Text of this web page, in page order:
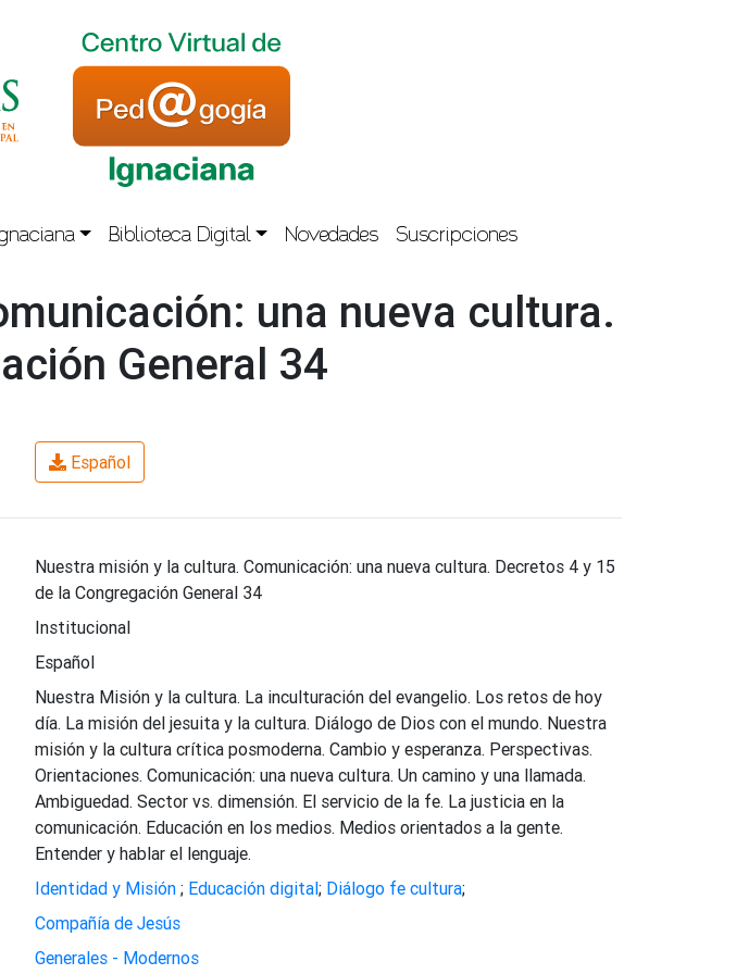
Biblioteca Digital Novedades Suscripciones
una nueva cultura.
General 34
Español
Nuestra misión y la cultura. Comunicación: una nueva cultura. Decretos 4 y 15
de la Congregación General 34
Institucional
Español
Nuestra Misión y la cultura. La inculturación del evangelio. Los retos de hoy
día. La misión del jesuita y la cultura. Diálogo de Dios con el mundo. Nuestra
misión y la cultura crítica posmoderna. Cambio y esperanza. Perspectivas.
Orientaciones. Comunicación: una nueva cultura. Un camino y una llamada.
Ambiguedad. Sector vs. dimensión. El servicio de la fe. La justicia en la
comunicación. Educación en los medios. Medios orientados a la gente.
Entender y hablar el lenguaje.
Identidad y Misión ; Educación digital; Diálogo fe cultura;
Compañía de Jesús
Generales - Modernos